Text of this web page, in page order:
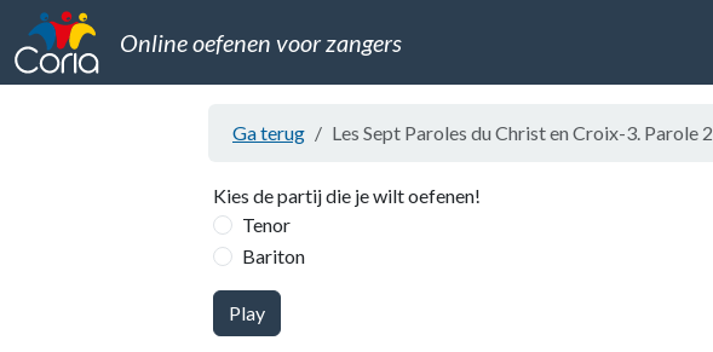
Online oefenen voor zangers
Ga terug Les Sept Paroles du Christ en Croix-3. Parole 2
Kies de partij die je wilt oefenen!
Tenor
Bariton
Play